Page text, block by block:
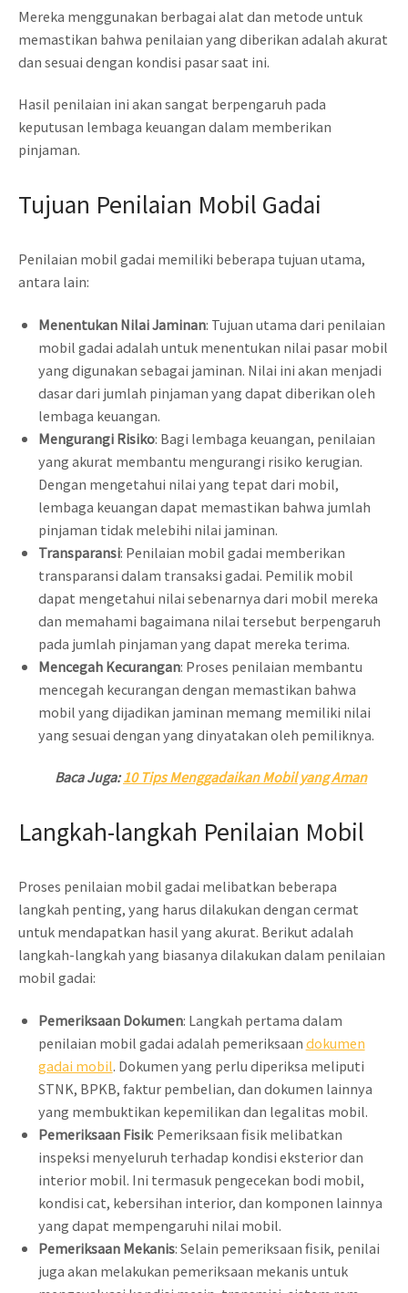
Mereka menggunakan berbagai alat dan metode untuk
memastikan bahwa penilaian yang diberikan adalah akurat
dan sesuai dengan kondisi pasar saat ini.
Hasil penilaian ini akan sangat berpengaruh pada
keputusan lembaga keuangan dalam memberikan
pinjaman.
Tujuan Penilaian Mobil Gadai
Penilaian mobil gadai memiliki beberapa tujuan utama,
antara lain:
Menentukan Nilai Jaminan: Tujuan utama dari penilaian
mobil gadai adalah untuk menentukan nilai pasar mobil
yang digunakan sebagai jaminan. Nilai ini akan menjadi
dasar dari jumlah pinjaman yang dapat diberikan oleh
lembaga keuangan.
Mengurangi Risiko: Bagi lembaga keuangan, penilaian
yang akurat membantu mengurangi risiko kerugian.
Dengan mengetahui nilai yang tepat dari mobil,
lembaga keuangan dapat memastikan bahwa jumlah
pinjaman tidak melebihi nilai jaminan.
Transparansi: Penilaian mobil gadai memberikan
transparansi dalam transaksi gadai. Pemilik mobil
dapat mengetahui nilai sebenarnya dari mobil mereka
dan memahami bagaimana nilai tersebut berpengaruh
pada jumlah pinjaman yang dapat mereka terima.
Mencegah Kecurangan: Proses penilaian membantu
mencegah kecurangan dengan memastikan bahwa
mobil yang dijadikan jaminan memang memiliki nilai
yang sesuai dengan yang dinyatakan oleh pemiliknya.
Baca Juga:10 Tips Menggadaikan Mobil yang Aman
Langkah-langkah Penilaian Mobil
Proses penilaian mobil gadai melibatkan beberapa
langkah penting, yang harus dilakukan dengan cermat
untuk mendapatkan hasil yang akurat. Berikut adalah
langkah-langkah yang biasanya dilakukan dalam penilaian
mobil gadai:
Pemeriksaan Dokumen: Langkah pertama dalam
penilaian mobil gadai adalah pemeriksaandokumen
gadai mobil. Dokumen yang perlu diperiksa meliputi
STNK, BPKB, faktur pembelian, dan dokumen lainnya
yang membuktikan kepemilikan dan legalitas mobil.
Pemeriksaan Fisik: Pemeriksaan fisik melibatkan
inspeksi menyeluruh terhadap kondisi eksterior dan
interior mobil. Ini termasuk pengecekan bodi mobil,
kondisi cat, kebersihan interior, dan komponen lainnya
yang dapat mempengaruhi nilai mobil.
Pemeriksaan Mekanis: Selain pemeriksaan fisik, penilai
juga akan melakukan pemeriksaan mekanis untuk